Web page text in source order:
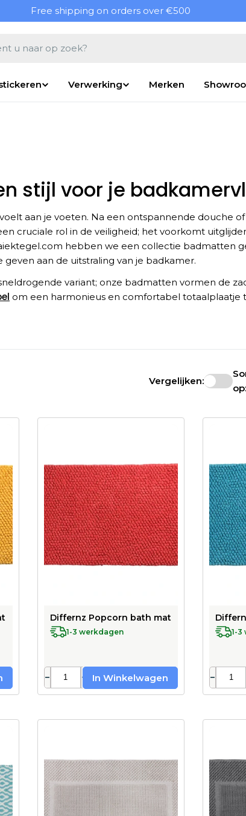
Free shipping on orders over €500
Verwerking Merken
stijl voor je
aan je voeten. Na een ontspannende douche
cruciale rol in de veiligheid; het voorkomt
hebben we een collectie badmatten
aan de uitstraling van je badkamer.
variant; onze badmatten vormen de
om een harmonieus en comfortabel totaalplaatje
Vergelijken:
op:
100% cotton - suitable for underfloor heating - 50 x
Differnz Popcorn bath mat 100% cotton -
1-3 werkdagen
− + In Winkelwagen
1-3
−